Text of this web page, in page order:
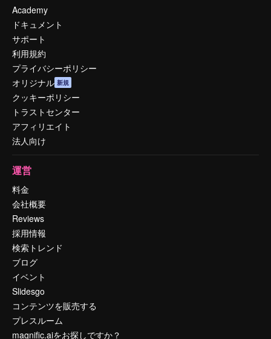
Academy
ドキュメント
サポート
利用規約
プライバシーポリシー
オリジナル 新規
クッキーポリシー
トラストセンター
アフィリエイト
法人向け
運営
料金
会社概要
Reviews
採用情報
検索トレンド
ブログ
イベント
Slidesgo
コンテンツを販売する
プレスルーム
magnific.aiをお探しですか？